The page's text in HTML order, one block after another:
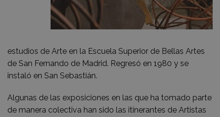
estudios de Arte en la Escuela Superior de Bellas Artes
de San Fernando de Madrid. Regresó en 1980 y se
instaló en San Sebastián.
Algunas de las exposiciones en las que ha tomado parte
de manera colectiva han sido las itinerantes de Artistas